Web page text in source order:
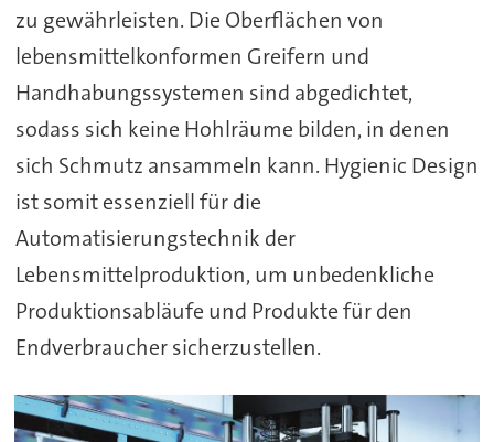
zu gewährleisten. Die Oberflächen von
lebensmittelkonformen Greifern und
Handhabungssystemen sind abgedichtet,
sodass sich keine Hohlräume bilden, in denen
sich Schmutz ansammeln kann. Hygienic Design
ist somit essenziell für die
Automatisierungstechnik der
Lebensmittelproduktion, um unbedenkliche
Produktionsabläufe und Produkte für den
Endverbraucher sicherzustellen.